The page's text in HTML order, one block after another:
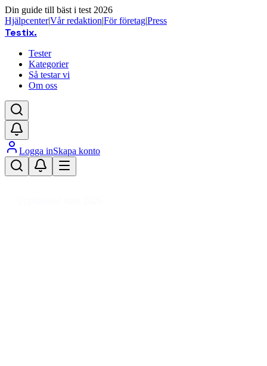
Din guide till bäst i test 2026
Hjälpcenter|Vår redaktion|För företag|Press
Testix.
Tester
Kategorier
Så testar vi
Om oss
Logga inSkapa konto